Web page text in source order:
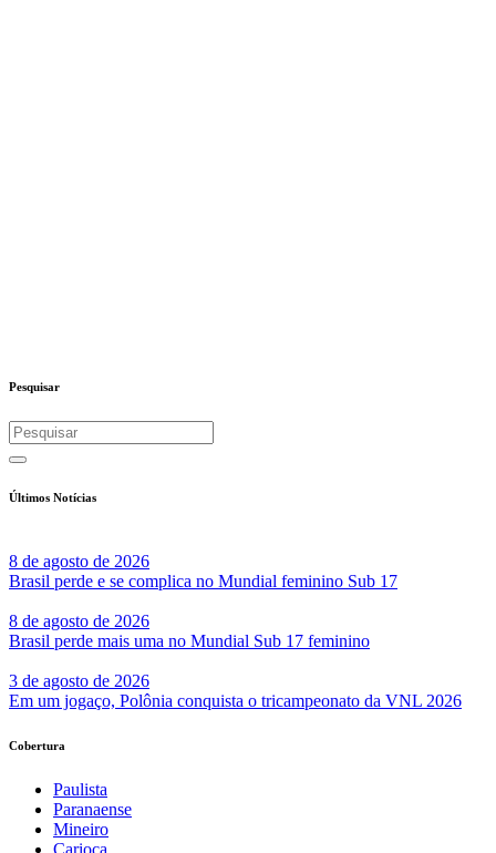
Pesquisar
Últimos Notícias
8 de agosto de 2026
Brasil perde e se complica no Mundial feminino Sub 17
8 de agosto de 2026
Brasil perde mais uma no Mundial Sub 17 feminino
3 de agosto de 2026
Em um jogaço, Polônia conquista o tricampeonato da VNL 2026
Cobertura
Paulista
Paranaense
Mineiro